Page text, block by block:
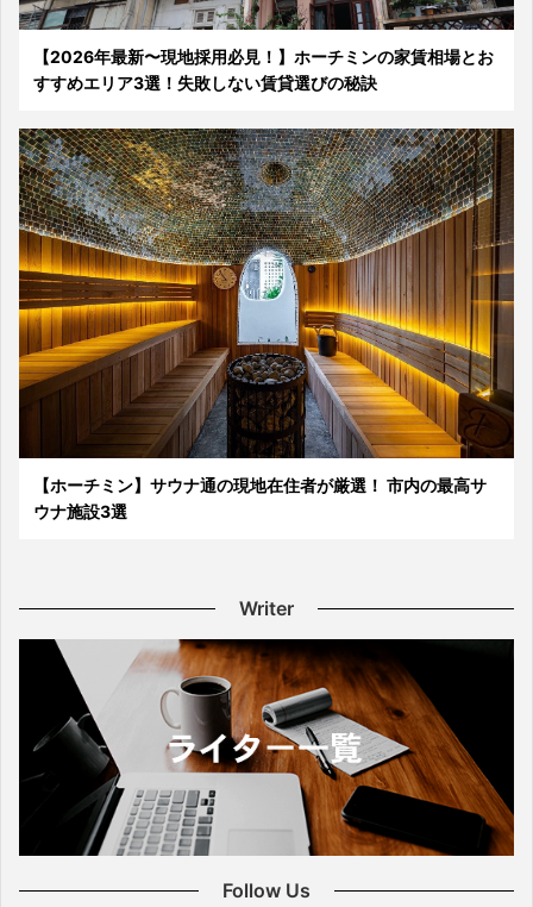
【2026年最新〜現地採用必見！】ホーチミンの家賃相場とお
すすめエリア3選！失敗しない賃貸選びの秘訣
【ホーチミン】サウナ通の現地在住者が厳選！ 市内の最高サ
ウナ施設3選
Writer
Follow Us